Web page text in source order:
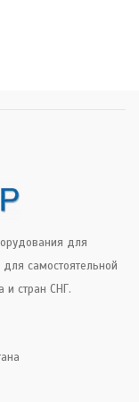
для
самостоятельной
и стран СНГ.